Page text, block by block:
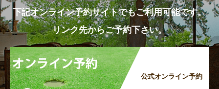
下記オンライン予約サイトでもご利用可能です。
リンク先からご予約下さい。
公式オンライン予約